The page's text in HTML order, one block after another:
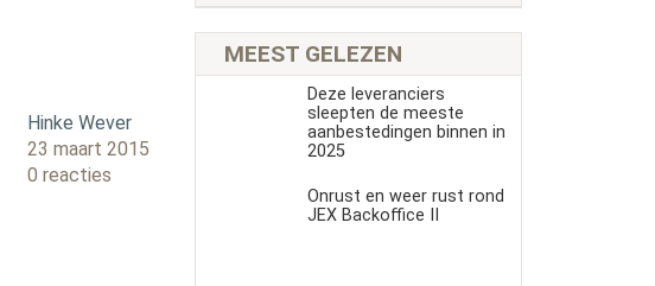
Hinke Wever
23 maart 2015
0 reacties
MEEST GELEZEN
Deze leveranciers
sleepten de meeste
aanbestedingen binnen in
2025
Onrust en weer rust rond
JEX Backoffice II